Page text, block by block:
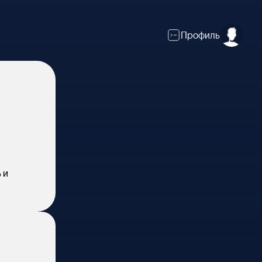
Профиль
и